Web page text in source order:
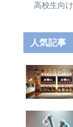
高校生向
人気記事